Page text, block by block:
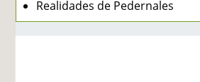
Realidades de Pedernales